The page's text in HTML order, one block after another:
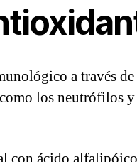
a través
los neutrófilos